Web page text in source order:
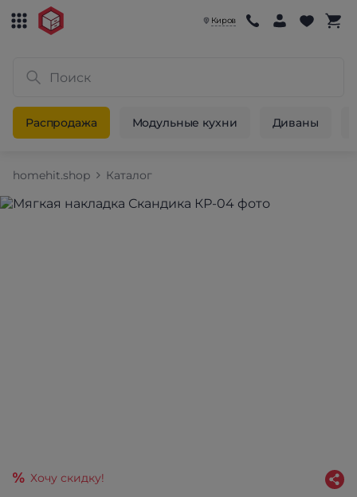
Киров
Распродажа Модульные кухни Диваны
homehit.shop Каталог
Хочу скидку!